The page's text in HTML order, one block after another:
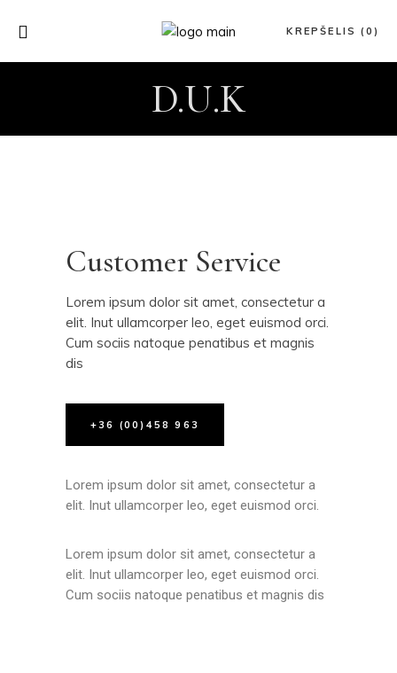
KREPŠELIS (0)
D.U.K
Customer Service
Lorem ipsum dolor sit amet, consectetur a
elit. Inut ullamcorper leo, eget euismod orci.
Cum sociis natoque penatibus et magnis
dis
+36 (00)458 963
Lorem ipsum dolor sit amet, consectetur a
elit. Inut ullamcorper leo, eget euismod orci.
Lorem ipsum dolor sit amet, consectetur a
elit. Inut ullamcorper leo, eget euismod orci.
Cum sociis natoque penatibus et magnis dis